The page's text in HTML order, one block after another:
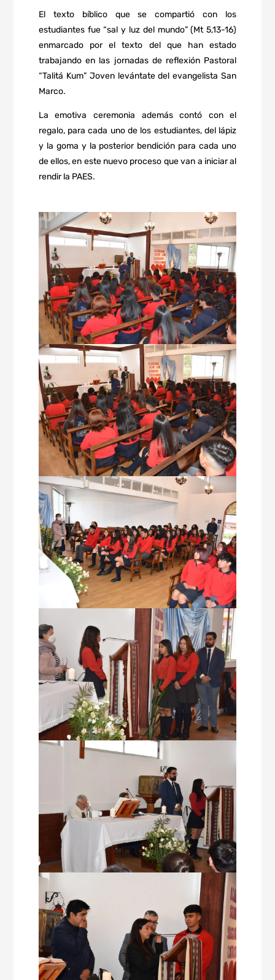
El texto bíblico que se compartió con los
estudiantes fue “sal y luz del mundo” (Mt 5,13-16)
enmarcado por el texto del que han estado
trabajando en las jornadas de reflexión Pastoral
“Talitá Kum” Joven levántate del evangelista San
Marco.
La emotiva ceremonia además contó con el
regalo, para cada uno de los estudiantes, del lápiz
y la goma y la posterior bendición para cada uno
de ellos, en este nuevo proceso que van a iniciar al
rendir la PAES.